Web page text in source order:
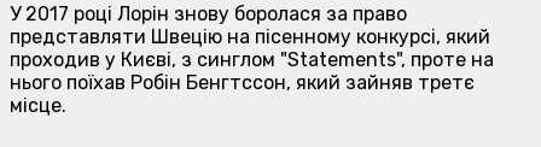
У 2017 році Лорін знову боролася за право
представляти Швецію на пісенному конкурсі, який
проходив у Києві, з синглом "Statements", проте на
нього поїхав Робін Бенгтссон, який зайняв третє
місце.